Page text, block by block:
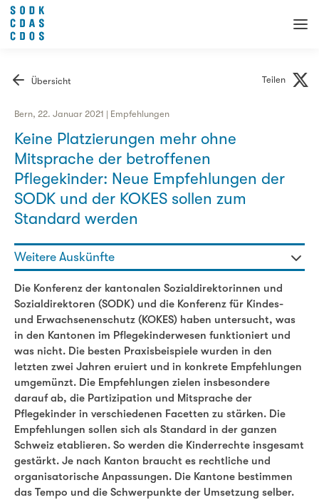
Übersicht Teilen
Bern, 22. Januar 2021 | Empfehlungen
Keine Platzierungen mehr ohne
Mitsprache der betroffenen
Pflegekinder: Neue Empfehlungen der
SODK und der KOKES sollen zum
Standard werden
Weitere Auskünfte
Gaby Szöllösy - Generalsekretärin
076 336 47 98
gaby.szoelloesy@sodk.ch
Die Konferenz der kantonalen Sozialdirektorinnen und
Sozialdirektoren (SODK) und die Konferenz für Kindes-
und Erwachsenenschutz (KOKES) haben untersucht, was
in den Kantonen im Pflegekinderwesen funktioniert und
was nicht. Die besten Praxisbeispiele wurden in den
letzten zwei Jahren eruiert und in konkrete Empfehlungen
umgemünzt. Die Empfehlungen zielen insbesondere
darauf ab, die Partizipation und Mitsprache der
Pflegekinder in verschiedenen Facetten zu stärken. Die
Empfehlungen sollen sich als Standard in der ganzen
Schweiz etablieren. So werden die Kinderrechte insgesamt
gestärkt. Je nach Kanton braucht es rechtliche und
organisatorische Anpassungen. Die Kantone bestimmen
das Tempo und die Schwerpunkte der Umsetzung selber.